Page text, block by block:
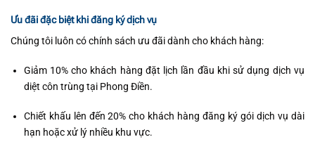
Ưu đãi đặc biệt khi đăng ký dịch vụ
Chúng tôi luôn có chính sách ưu đãi dành cho khách hàng:
Giảm 10% cho khách hàng đặt lịch lần đầu khi sử dụng dịch vụ
diệt côn trùng tại Phong Điền.
Chiết khấu lên đến 20% cho khách hàng đăng ký gói dịch vụ dài
hạn hoặc xử lý nhiều khu vực.